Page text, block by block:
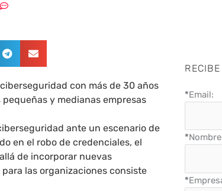
con más de 30 años
y medianas empresas
ante un escenario de
en el robo de credenciales, el
de incorporar nuevas
las organizaciones consiste
*Email:
*
*